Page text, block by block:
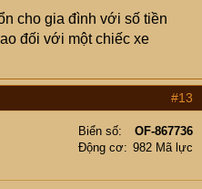
cho gia đình với số tiền
đối với một chiếc xe
#13
Biển số
OF-867736
Động cơ
982 Mã lực